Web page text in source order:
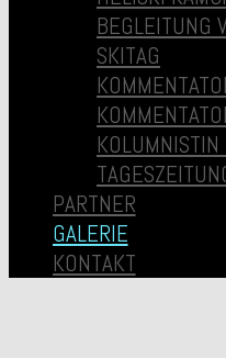
BEGLEITUNG
SKITAG
KOLUMNISTIN
PARTNER
GALERIE
KONTAKT